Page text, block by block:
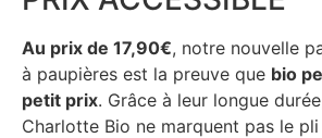
Au prix de 17,90€, notre nouvelle
à paupières est la preuve que bio
petit prix. Grâce à leur longue
Charlotte Bio ne marquent pas le